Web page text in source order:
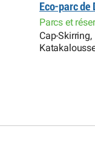
Eco-parc de
Parcs et
Cap-